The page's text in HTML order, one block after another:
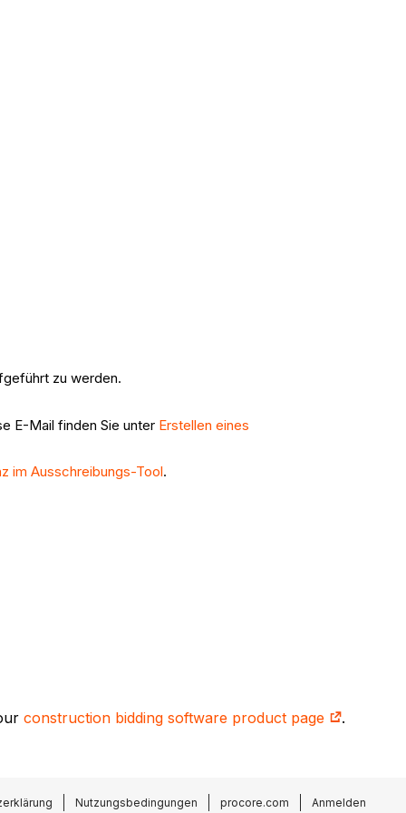
zu werden.
E-Mail finden Sie unter Erstellen eines
im Ausschreibungs-Tool.
construction bidding software product page .
Nutzungsbedingungen procore.com Anmelden